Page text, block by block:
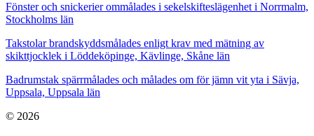
Fönster och snickerier ommålades i sekelskifteslägenhet i Norrmalm,
Stockholms län
Takstolar brandskyddsmålades enligt krav med mätning av
skikttjocklek i Löddeköpinge, Kävlinge, Skåne län
Badrumstak spärrmålades och målades om för jämn vit yta i Sävja,
Uppsala, Uppsala län
© 2026